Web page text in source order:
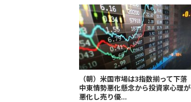
（朝）米国市場は3指数揃って下落
中東情勢悪化懸念から投資家心理が
悪化し売り優...